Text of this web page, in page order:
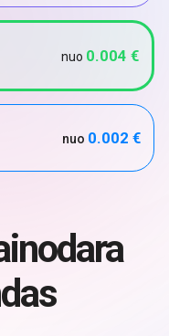
nuo 0.004 €
nuo 0.002 €